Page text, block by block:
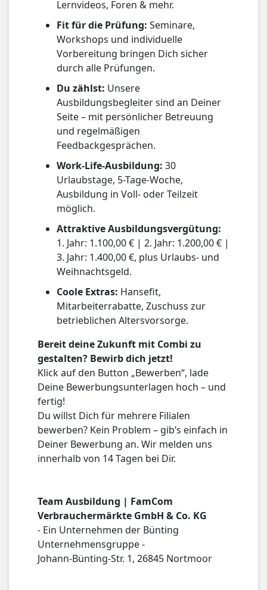
Lernvideos, Foren & mehr.
Fit für die Prüfung: Seminare,
Workshops und individuelle
Vorbereitung bringen Dich sicher
durch alle Prüfungen.
Du zählst: Unsere
Ausbildungsbegleiter sind an Deiner
Seite – mit persönlicher Betreuung
und regelmäßigen
Feedbackgesprächen.
Work-Life-Ausbildung: 30
Urlaubstage, 5-Tage-Woche,
Ausbildung in Voll- oder Teilzeit
möglich.
Attraktive Ausbildungsvergütung:
1. Jahr: 1.100,00 € | 2. Jahr: 1.200,00 € |
3. Jahr: 1.400,00 €, plus Urlaubs- und
Weihnachtsgeld.
Coole Extras: Hansefit,
Mitarbeiterrabatte, Zuschuss zur
betrieblichen Altersvorsorge.
Bereit deine Zukunft mit Combi zu
gestalten? Bewirb dich jetzt!
Klick auf den Button „Bewerben“, lade
Deine Bewerbungsunterlagen hoch – und
fertig!
Du willst Dich für mehrere Filialen
bewerben? Kein Problem – gib’s einfach in
Deiner Bewerbung an. Wir melden uns
innerhalb von 14 Tagen bei Dir.
Team Ausbildung | FamCom
Verbrauchermärkte GmbH & Co. KG
- Ein Unternehmen der Bünting
Unternehmensgruppe -
Johann-Bünting-Str. 1, 26845 Nortmoor